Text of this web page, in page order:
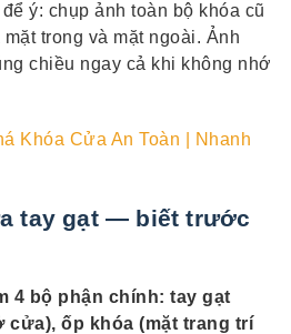
ý: chụp ảnh toàn bộ khóa cũ
trong và mặt ngoài. Ảnh
chiều ngay cả khi không nhớ
Khóa Cửa An Toàn | Nhanh
tay gạt — biết trước
4 bộ phận chính: tay gạt
cửa), ốp khóa (mặt trang trí